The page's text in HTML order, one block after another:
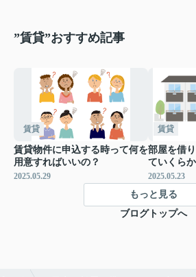
”賃貸”おすすめ記事
賃貸
賃貸物件に申込する時って何を
用意すればいいの？
2025.05.29
賃貸
部屋を借
ていくら
2025.05.23
もっと見る
ブログトップへ